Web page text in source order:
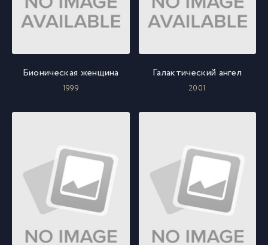
Бионическая женщина
1999
Галактический ангел
2001